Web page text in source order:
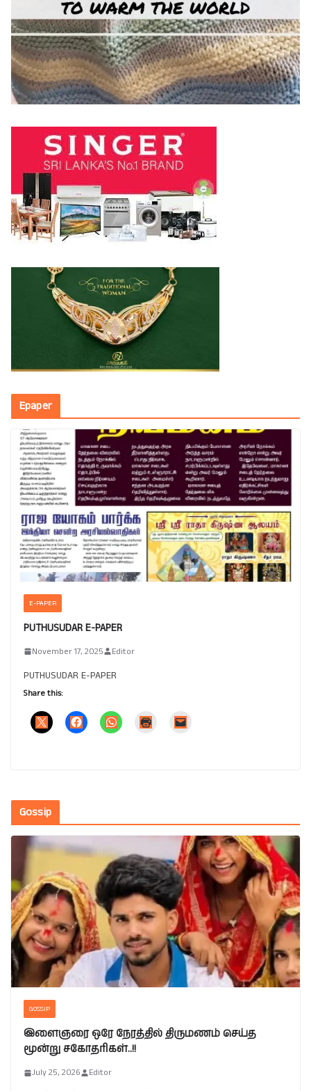
Epaper
E-PAPER
PUTHUSUDAR E-PAPER
November 17, 2025 Editor
PUTHUSUDAR E-PAPER
Share this:
Gossip
GOSSIP
இளைஞரை ஒரே நேரத்தில் திருமணம் செய்த
மூன்று சகோதரிகள்..!!
July 25, 2026 Editor